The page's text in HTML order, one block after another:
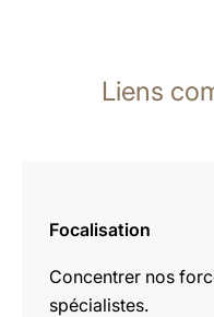
Liens
Focalisation
Concentrer nos
spécialistes.
plus